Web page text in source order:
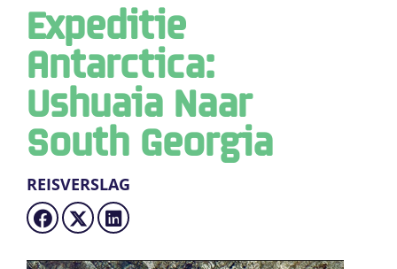
Expeditie
Antarctica:
Ushuaia Naar
South Georgia
REISVERSLAG